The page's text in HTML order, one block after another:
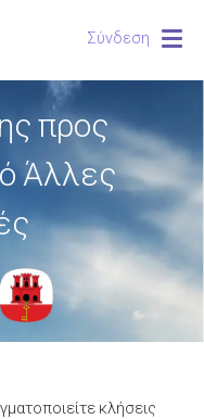
Σύνδεση
προς
Άλλες
κλήσεις